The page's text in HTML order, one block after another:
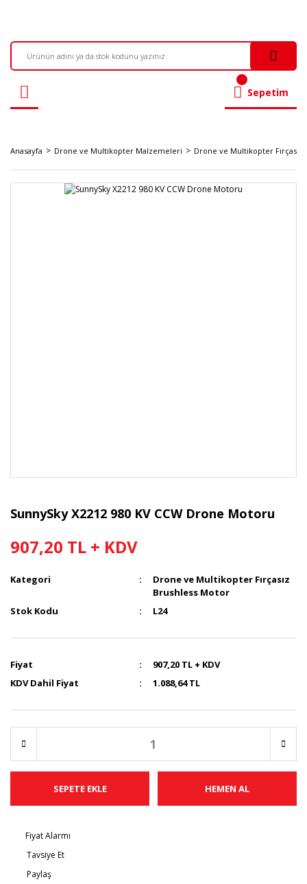
Sepetim
Anasayfa Drone ve Multikopter Malzemeleri Drone ve Multikopter
SunnySky X2212 980 KV CCW Drone Motoru
907,20 TL + KDV
Kategori
Drone ve Multikopter Fırçasız
Brushless Motor
Stok Kodu
L24
Fiyat
907,20 TL + KDV
KDV Dahil Fiyat
1.088,64 TL
SEPETE EKLE HEMEN AL
Fiyat Alarmı
Tavsiye Et
Paylaş